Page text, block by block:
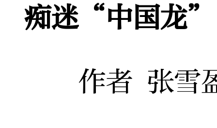
痴迷“中国龙”
作者 张雪